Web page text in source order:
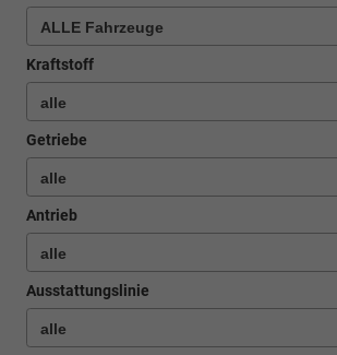
Kraftstoff
Getriebe
Antrieb
Ausstattungslinie